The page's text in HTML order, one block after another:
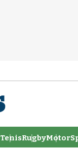
TenisRugby